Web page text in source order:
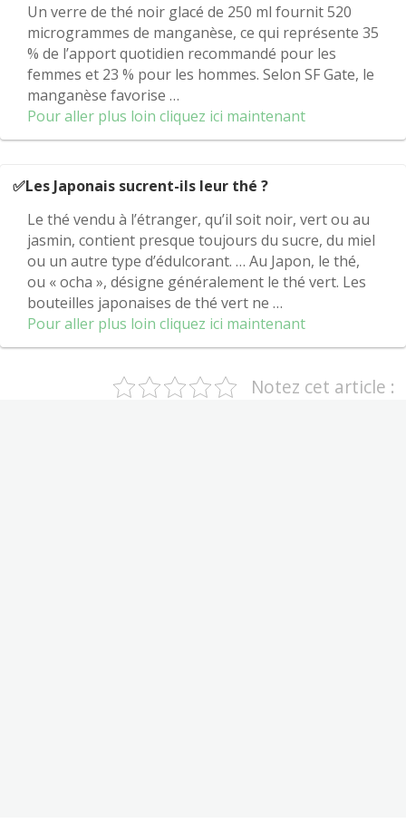
Un verre de thé noir glacé de 250 ml fournit 520
microgrammes de manganèse, ce qui représente 35
% de l’apport quotidien recommandé pour les
femmes et 23 % pour les hommes. Selon SF Gate, le
manganèse favorise …
Pour aller plus loin cliquez ici maintenant
✅Les Japonais sucrent-ils leur thé ?
Le thé vendu à l’étranger, qu’il soit noir, vert ou au
jasmin, contient presque toujours du sucre, du miel
ou un autre type d’édulcorant. … Au Japon, le thé,
ou « ocha », désigne généralement le thé vert. Les
bouteilles japonaises de thé vert ne …
Pour aller plus loin cliquez ici maintenant
Notez cet article :